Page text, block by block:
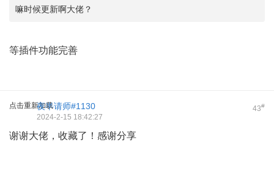
嘛时候更新啊大佬？
等插件功能完善
点击重新加载 43#
夜半请师#1130
2024-2-15 18:42:27
谢谢大佬，收藏了！感谢分享